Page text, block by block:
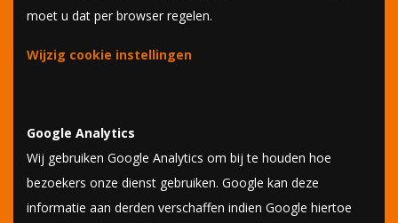
moet u dat per browser regelen.
Wijzig cookie instellingen
Google Analytics
Wij gebruiken Google Analytics om bij te houden hoe
bezoekers onze dienst gebruiken. Google kan deze
informatie aan derden verschaffen indien Google hiertoe